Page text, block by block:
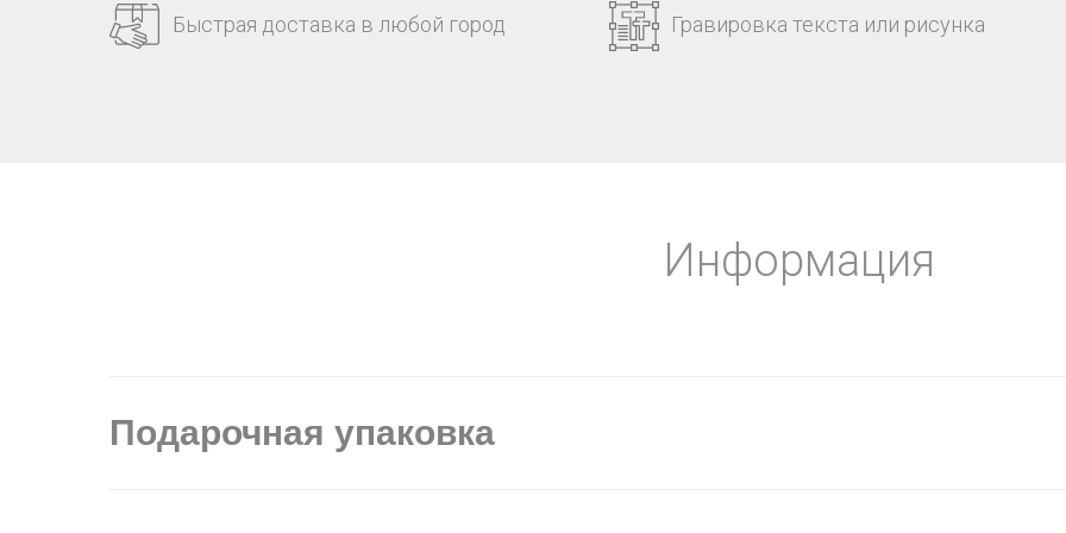
Быстрая доставка в любой город Гравировка текста или рисунка
Информация
Подарочная упаковка